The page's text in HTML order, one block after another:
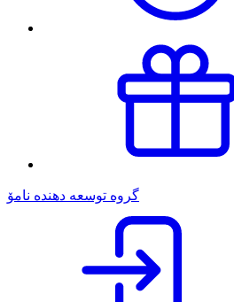
گروه توسعه دهنده نامۆ